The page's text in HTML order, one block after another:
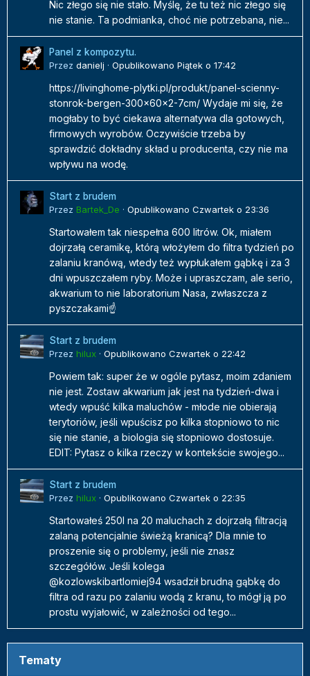
Nic złego się nie stało. Myślę, że tu też nic złego się
nie stanie. Ta podmianka, choć nie potrzebana, nie...
Panel z kompozytu.
Przez danielj · Opublikowano Piątek o 17:42
https://livinghome-plytki.pl/produkt/panel-scienny-
stonrok-bergen-300x60x2-7cm/ Wydaje mi się, że
mogłaby to być ciekawa alternatywa dla gotowych,
firmowych wyrobów. Oczywiście trzeba by
sprawdzić dokładny skład u producenta, czy nie ma
wpływu na wodę.
Start z brudem
Przez Bartek_De · Opublikowano Czwartek o 23:36
Startowałem tak niespełna 600 litrów. Ok, miałem
dojrzałą ceramikę, którą włożyłem do filtra tydzień po
zalaniu kranówą, wtedy też wypłukałem gąbkę i za 3
dni wpuszczałem ryby. Może i upraszczam, ale serio,
akwarium to nie laboratorium Nasa, zwłaszcza z
pyszczakami☝️
Start z brudem
Przez hilux · Opublikowano Czwartek o 22:42
Powiem tak: super że w ogóle pytasz, moim zdaniem
nie jest. Zostaw akwarium jak jest na tydzień-dwa i
wtedy wpuść kilka maluchów - młode nie obierają
terytoriów, jeśli wpuścisz po kilka stopniowo to nic
się nie stanie, a biologia się stopniowo dostosuje.
EDIT: Pytasz o kilka rzeczy w kontekście swojego...
Start z brudem
Przez hilux · Opublikowano Czwartek o 22:35
Startowałeś 250l na 20 maluchach z dojrzałą filtracją
zalaną potencjalnie świeżą kranicą? Dla mnie to
proszenie się o problemy, jeśli nie znasz
szczegółów. Jeśli kolega
@kozlowskibartlomiej94 wsadził brudną gąbkę do
filtra od razu po zalaniu wodą z kranu, to mógł ją po
prostu wyjałowić, w zależności od tego...
Tematy